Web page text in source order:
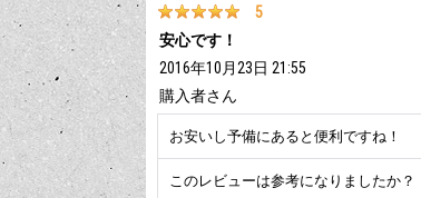
5
安心です！
2016年10月23日 21:55
購入者さん
お安いし予備にあると便利ですね！
このレビューは参考になりましたか？